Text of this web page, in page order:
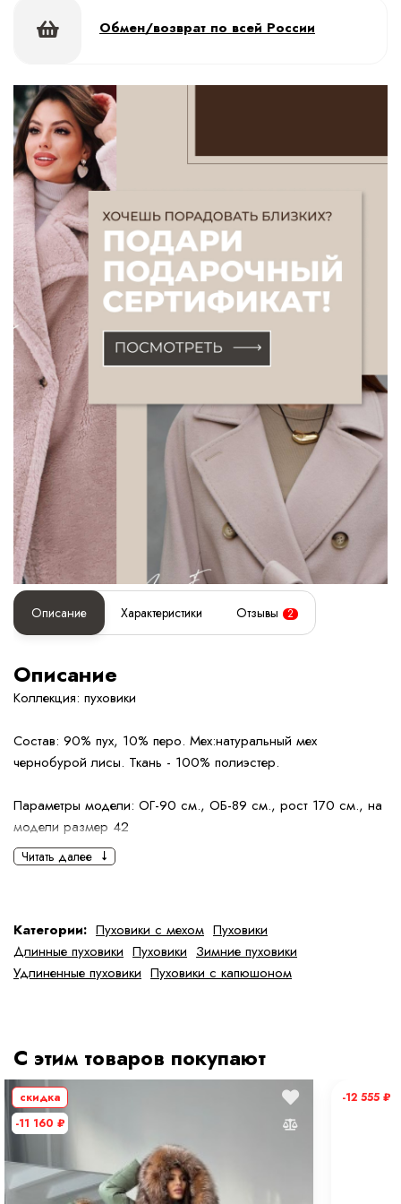
Обмен/возврат по всей России
Описание Характеристики Отзывы 2
Описание
Коллекция: пуховики
Состав: 90% пух, 10% перо. Мех:натуральный мех
чернобурой лисы. Ткань - 100% полиэстер.
Параметры модели: ОГ-90 см., ОБ-89 см., рост 170 см., на
модели размер 42
Читать далее
Категории: Пуховики с мехом Пуховики
Длинные пуховики Пуховики Зимние пуховики
Удлиненные пуховики Пуховики с капюшоном
С этим товаров покупают
скидка
-11 160 ₽
-12 555 ₽